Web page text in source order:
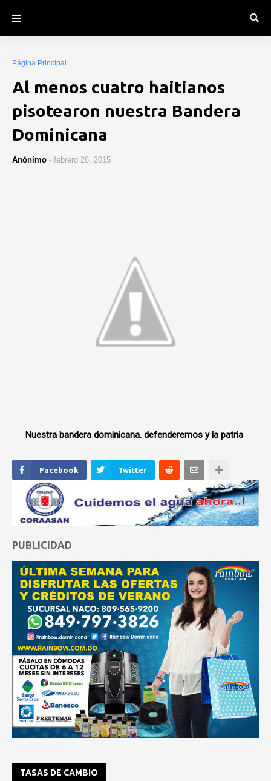
Página Principal
Al menos cuatro haitianos
pisotearon nuestra Bandera
Dominicana
Anónimo - febrero 26, 2015
Nuestra bandera dominicana. defenderemos y la patria
Facebook Twitter
PUBLICIDAD
TASAS DE CAMBIO